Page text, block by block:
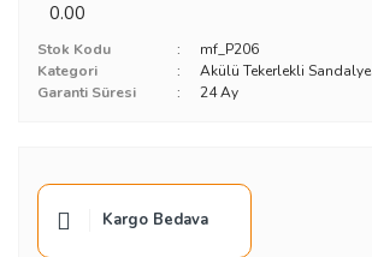
0.00
Stok Kodu
mf_P206
Kategori
Akülü Tekerlekli Sandalye
Garanti Süresi
24 Ay
Kargo Bedava